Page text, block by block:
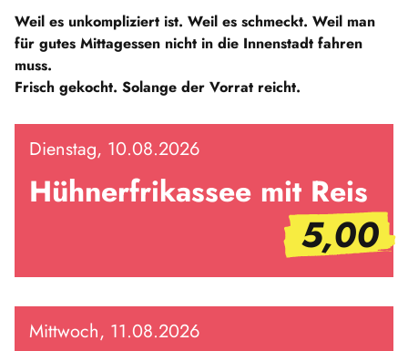
Weil es unkompliziert ist. Weil es schmeckt. Weil man
für gutes Mittagessen nicht in die Innenstadt fahren
muss.
Frisch gekocht. Solange der Vorrat reicht.
Dienstag, 10.08.2026
Hühnerfrikassee mit Reis
5,00
Mittwoch, 11.08.2026